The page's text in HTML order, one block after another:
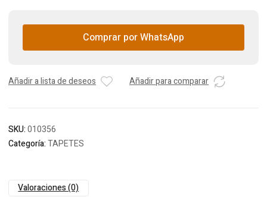
Comprar por WhatsApp
Añadir a lista de deseos Añadir para comparar
SKU:010356
Categoría:TAPETES
Valoraciones (0)